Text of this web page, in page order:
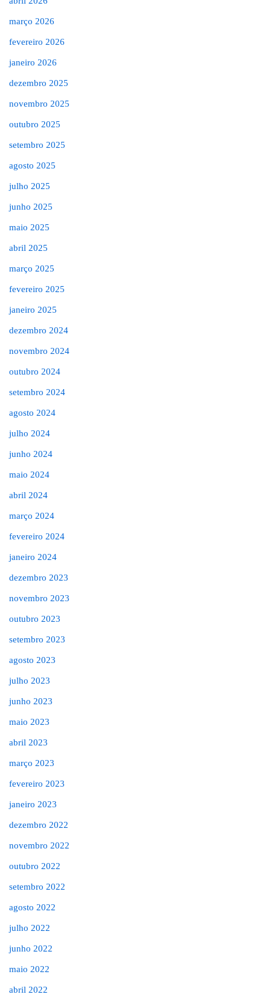
março 2026
fevereiro 2026
janeiro 2026
dezembro 2025
novembro 2025
outubro 2025
setembro 2025
agosto 2025
julho 2025
junho 2025
maio 2025
abril 2025
março 2025
fevereiro 2025
janeiro 2025
dezembro 2024
novembro 2024
outubro 2024
setembro 2024
agosto 2024
julho 2024
junho 2024
maio 2024
abril 2024
março 2024
fevereiro 2024
janeiro 2024
dezembro 2023
novembro 2023
outubro 2023
setembro 2023
agosto 2023
julho 2023
junho 2023
maio 2023
abril 2023
março 2023
fevereiro 2023
janeiro 2023
dezembro 2022
novembro 2022
outubro 2022
setembro 2022
agosto 2022
julho 2022
junho 2022
maio 2022
abril 2022